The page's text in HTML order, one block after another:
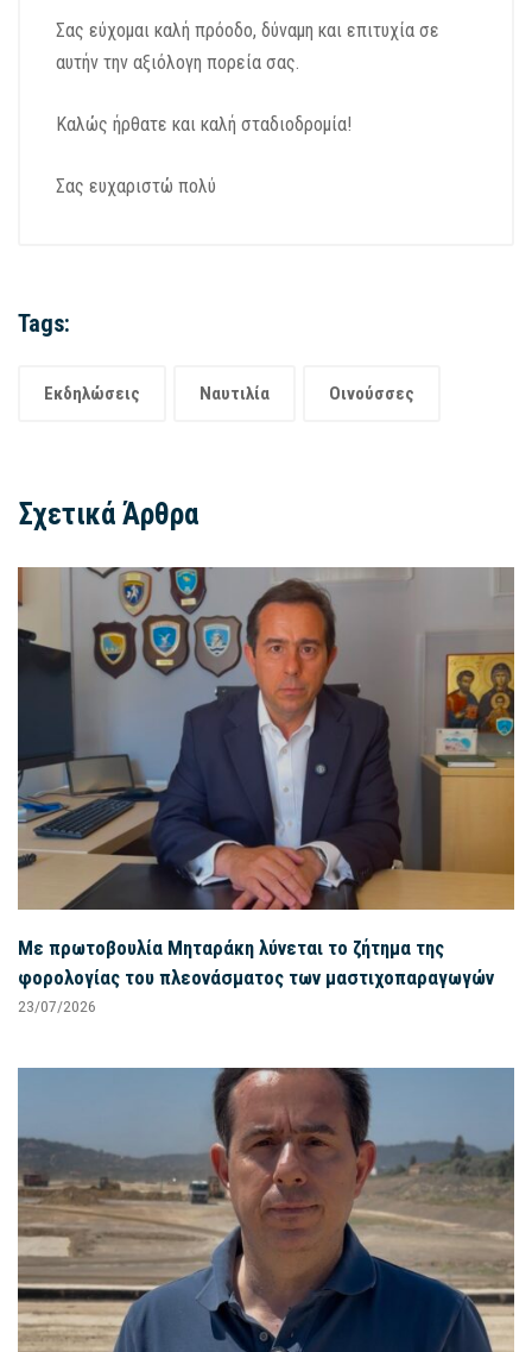
Σας εύχομαι καλή πρόοδο, δύναμη και επιτυχία σε
αυτήν την αξιόλογη πορεία σας.
Καλώς ήρθατε και καλή σταδιοδρομία!
Σας ευχαριστώ πολύ
Tags:
Εκδηλώσεις Ναυτιλία Οινούσσες
Σχετικά Άρθρα
Με πρωτοβουλία Μηταράκη λύνεται το ζήτημα της
φορολογίας του πλεονάσματος των μαστιχοπαραγωγών
23/07/2026